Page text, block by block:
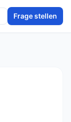
Frage stellen